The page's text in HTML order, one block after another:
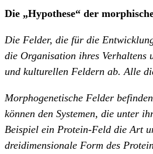
Die „Hypothese“ der
Die Felder, die für die
die Organisation ihres Verhaltens
und kulturellen Feldern ab. Alle
Morphogenetische Felder
können den Systemen, die unter
Beispiel ein Protein-Feld die Art
dreidimensionale Form des